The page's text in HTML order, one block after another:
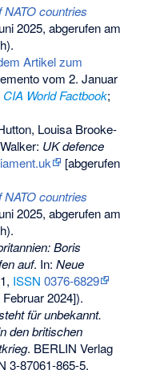
countries
2025, abgerufen am
Artikel zum
vom 2. Januar
CIA World Factbook;
Louisa Brooke-
UK defence
[abgerufen
countries
2025, abgerufen am
Boris
auf. In:Neue
ISSN 0376-6829
2024]).
für unbekannt.
den britischen
. BERLIN Verlag
3-87061-865-5.